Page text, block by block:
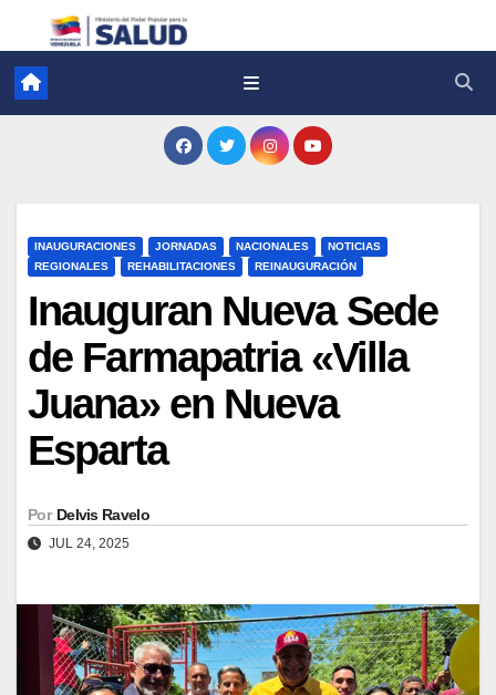
INAUGURACIONES JORNADAS NACIONALES
NOTICIAS
REGIONALES
REHABILITACIONES REINAUGURACIÓN
Inauguran Nueva Sede
de Farmapatria «Villa
Juana» en Nueva
Esparta
Por Delvis Ravelo
JUL 24, 2025